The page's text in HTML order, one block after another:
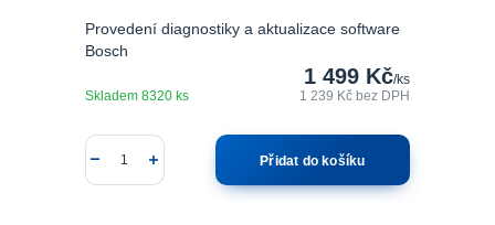
Provedení diagnostiky a aktualizace software
Bosch
1 499 Kč/ks
1 239 Kčbez DPH
Skladem 8320 ks
Přidat do košíku